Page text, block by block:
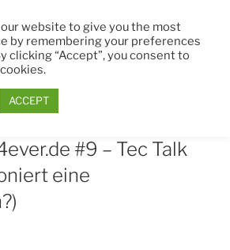
#9 – Tec Talk
eine
website to give you the most
by remembering your preferences
clicking “Accept”, you consent to
ACCEPT